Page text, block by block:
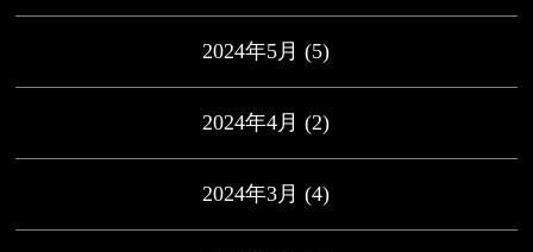
2024年5月 (5)
2024年4月 (2)
2024年3月 (4)